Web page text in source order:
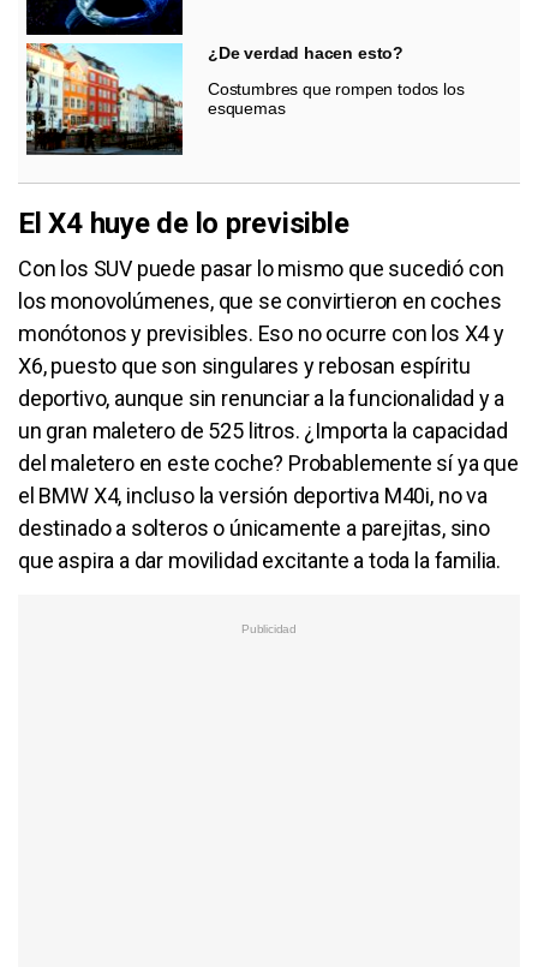
¿De verdad hacen esto?
Costumbres que rompen todos los
esquemas
El X4 huye de lo previsible
Con los SUV puede pasar lo mismo que sucedió con
los monovolúmenes, que se convirtieron en coches
monótonos y previsibles. Eso no ocurre con los X4 y
X6, puesto que son singulares y rebosan espíritu
deportivo, aunque sin renunciar a la funcionalidad y a
un gran maletero de 525 litros. ¿Importa la capacidad
del maletero en este coche? Probablemente sí ya que
el BMW X4, incluso la versión deportiva M40i, no va
destinado a solteros o únicamente a parejitas, sino
que aspira a dar movilidad excitante a toda la familia.